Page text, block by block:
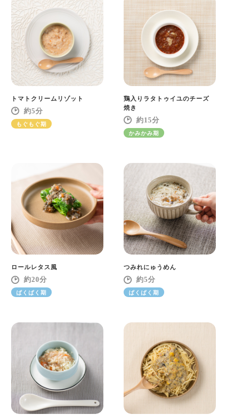
トマトクリームリゾット
5
もぐもぐ期
鶏入りラタトゥイユのチーズ
焼き
15
かみかみ期
ロールレタス風
20
ぱくぱく期
つみれにゅうめん
5
ぱくぱく期